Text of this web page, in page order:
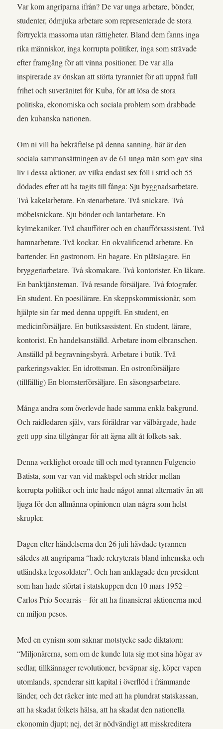
Var kom angriparna ifrån? De var unga arbetare, bönder,
studenter, ödmjuka arbetare som representerade de stora
förtryckta massorna utan rättigheter. Bland dem fanns inga
rika människor, inga korrupta politiker, inga som strävade
efter framgång för att vinna positioner. De var alla
inspirerade av önskan att störta tyranniet för att uppnå full
frihet och suveränitet för Kuba, för att lösa de stora
politiska, ekonomiska och sociala problem som drabbade
den kubanska nationen.
Om ni vill ha bekräftelse på denna sanning, här är den
sociala sammansättningen av de 61 unga män som gav sina
liv i dessa aktioner, av vilka endast sex föll i strid och 55
dödades efter att ha tagits till fånga: Sju byggnadsarbetare.
Två kakelarbetare. En stenarbetare. Två snickare. Två
möbelsnickare. Sju bönder och lantarbetare. En
kylmekaniker. Två chaufförer och en chaufförsassistent. Två
hamnarbetare. Två kockar. En okvalificerad arbetare. En
bartender. En gastronom. En bagare. En plåtslagare. En
bryggeriarbetare. Två skomakare. Två kontorister. En läkare.
En banktjänsteman. Två resande försäljare. Två fotografer.
En student. En poesilärare. En skeppskommissionär, som
hjälpte sin far med denna uppgift. En student, en
medicinförsäljare. En butiksassistent. En student, lärare,
kontorist. En handelsanställd. Arbetare inom elbranschen.
Anställd på begravningsbyrå. Arbetare i butik. Två
parkeringsvakter. En idrottsman. En ostronförsäljare
(tillfällig) En blomsterförsäljare. En säsongsarbetare.
Många andra som överlevde hade samma enkla bakgrund.
Och raidledaren själv, vars föräldrar var välbärgade, hade
gett upp sina tillgångar för att ägna allt åt folkets sak.
Denna verklighet oroade till och med tyrannen Fulgencio
Batista, som var van vid maktspel och strider mellan
korrupta politiker och inte hade något annat alternativ än att
ljuga för den allmänna opinionen utan några som helst
skrupler.
Dagen efter händelserna den 26 juli hävdade tyrannen
således att angriparna “hade rekryterats bland inhemska och
utländska legosoldater”. Och han anklagade den president
som han hade störtat i statskuppen den 10 mars 1952 –
Carlos Prío Socarrás – för att ha finansierat aktionerna med
en miljon pesos.
Med en cynism som saknar motstycke sade diktatorn:
“Miljonärerna, som om de kunde luta sig mot sina högar av
sedlar, tillkännager revolutioner, beväpnar sig, köper vapen
utomlands, spenderar sitt kapital i överflöd i främmande
länder, och det räcker inte med att ha plundrat statskassan,
att ha skadat folkets hälsa, att ha skadat den nationella
ekonomin djupt; nej, det är nödvändigt att misskreditera